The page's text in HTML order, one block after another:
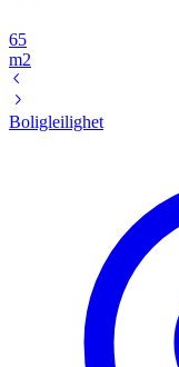
65
m2
Boligleilighet